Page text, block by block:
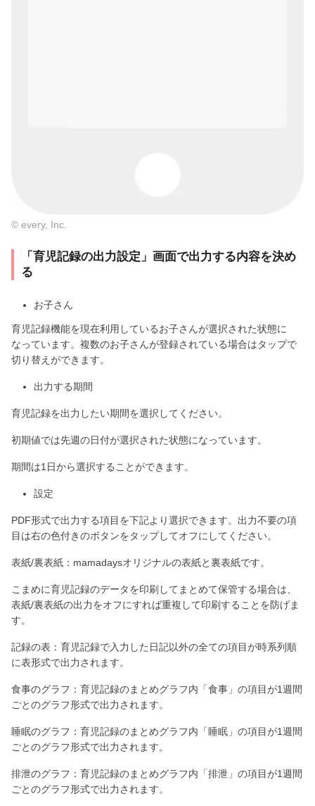
© every, Inc.
「育児記録の出力設定」画面で出力する内容を決め
る
お子さん
育児記録機能を現在利用しているお子さんが選択された状態に
なっています。複数のお子さんが登録されている場合はタップで
切り替えができます。
出力する期間
育児記録を出力したい期間を選択してください。
初期値では先週の日付が選択された状態になっています。
期間は1日から選択することができます。
設定
PDF形式で出力する項目を下記より選択できます。出力不要の項
目は右の色付きのボタンをタップしてオフにしてください。
表紙/裏表紙：mamadaysオリジナルの表紙と裏表紙です。
こまめに育児記録のデータを印刷してまとめて保管する場合は、
表紙/裏表紙の出力をオフにすれば重複して印刷することを防げま
す。
記録の表：育児記録で入力した日記以外の全ての項目が時系列順
に表形式で出力されます。
食事のグラフ：育児記録のまとめグラフ内「食事」の項目が1週間
ごとのグラフ形式で出力されます。
睡眠のグラフ：育児記録のまとめグラフ内「睡眠」の項目が1週間
ごとのグラフ形式で出力されます。
排泄のグラフ：育児記録のまとめグラフ内「排泄」の項目が1週間
ごとのグラフ形式で出力されます。